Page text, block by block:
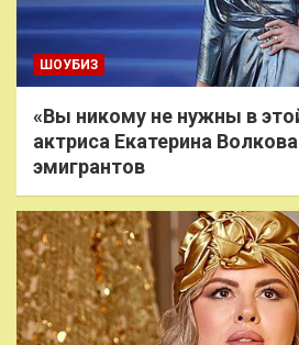
ШОУБИЗ
«Вы никому не нужны в
актриса Екатерина
эмигрантов